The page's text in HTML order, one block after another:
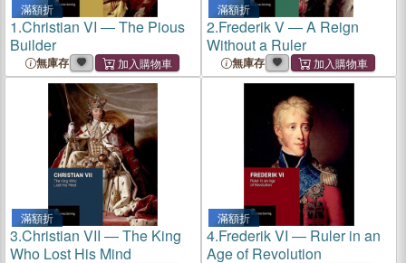
滿額折
1.Christian VI ― The Pious
Builder
無庫存
滿額折
2.Frederik V ― A Reign
Without a Ruler
無庫存
滿額折
3.Christian VII ― The King
Who Lost His Mind
滿額折
4.Frederik VI ― Ruler in an
Age of Revolution